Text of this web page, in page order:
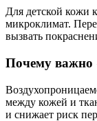
Для детской кожи
микроклимат.
вызвать
Почему важно
между кожей и
и снижает риск